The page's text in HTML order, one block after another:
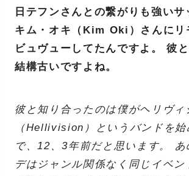
日テフンさんとの繋がりも強いサ
キム・オキ（Kim Oki）さんにリ
ビュヴューしてたんですよ。 彼
結構古いですよね。
彼と知り合ったのは僕がヘリヴィ
（Hellivision）というバンドを
で、12、3年前だと思います。
デはジャンル関係なく同じイベン